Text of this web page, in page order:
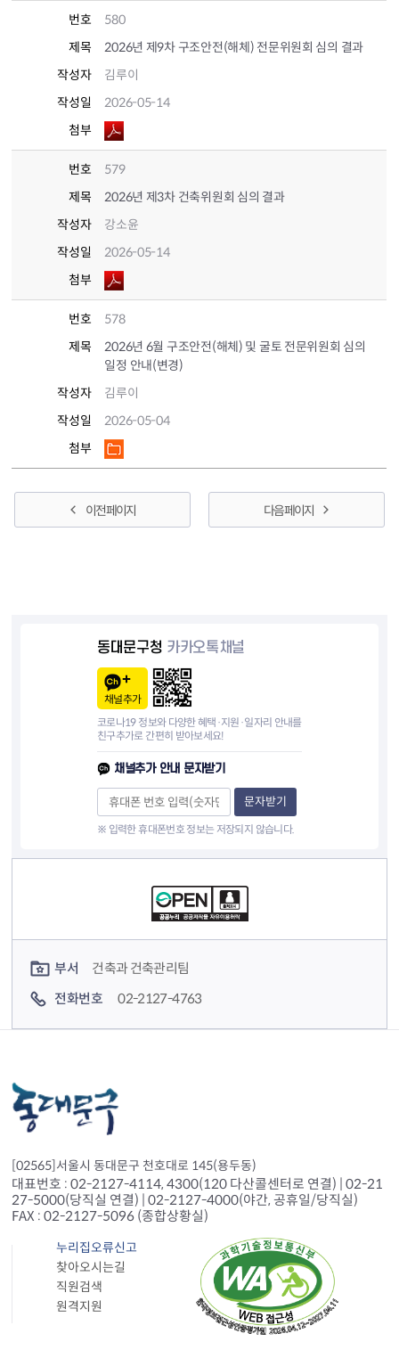
번호
580
제목
2026년 제9차 구조안전(해체) 전문위원회 심의 결과
작성자
김루이
작성일
2026-05-14
첨부
번호
579
제목
2026년 제3차 건축위원회 심의 결과
작성자
강소윤
작성일
2026-05-14
첨부
번호
578
제목
2026년 6월 구조안전(해체) 및 굴토 전문위원회 심의
일정 안내(변경)
작성자
김루이
작성일
2026-05-04
첨부
이전 페이지 다음 페이지
동대문구청 카카오톡채널
채널추가
코로나19 정보와 다양한 혜택·지원·일자리 안내를
친구추가로 간편히 받아보세요!
채널추가 안내 문자받기
문자받기
※ 입력한 휴대폰번호 정보는 저장되지 않습니다.
부서
건축과 건축관리팀
전화번호
02-2127-4763
[02565]서울시 동대문구 천호대로 145(용두동)
대표번호 : 02-2127-4114, 4300(120 다산콜센터로 연결) | 02-21
27-5000(당직실 연결) | 02-2127-4000(야간, 공휴일/당직실)
FAX : 02-2127-5096 (종합상황실)
누리집오류신고
찾아오시는길
직원검색
원격지원